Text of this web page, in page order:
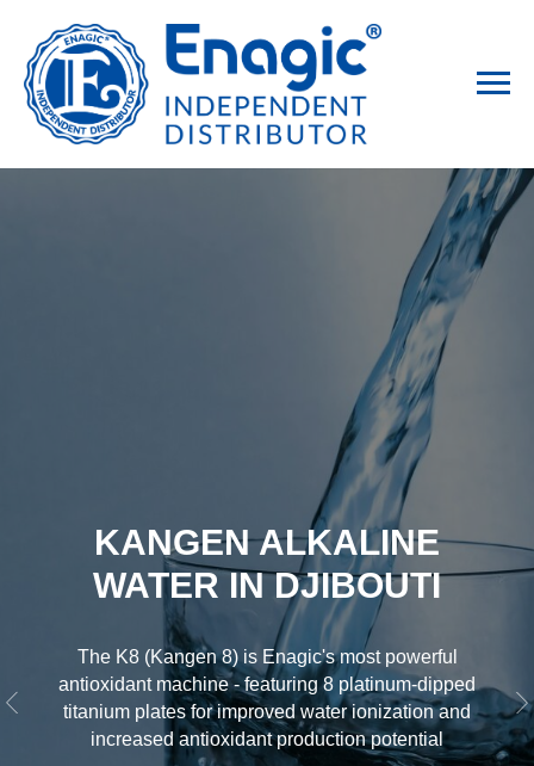
KANGEN ALKALINE
WATER IN DJIBOUTI
The K8 (Kangen 8) is Enagic's most powerful
antioxidant machine - featuring 8 platinum-dipped
titanium plates for improved water ionization and
increased antioxidant production potential